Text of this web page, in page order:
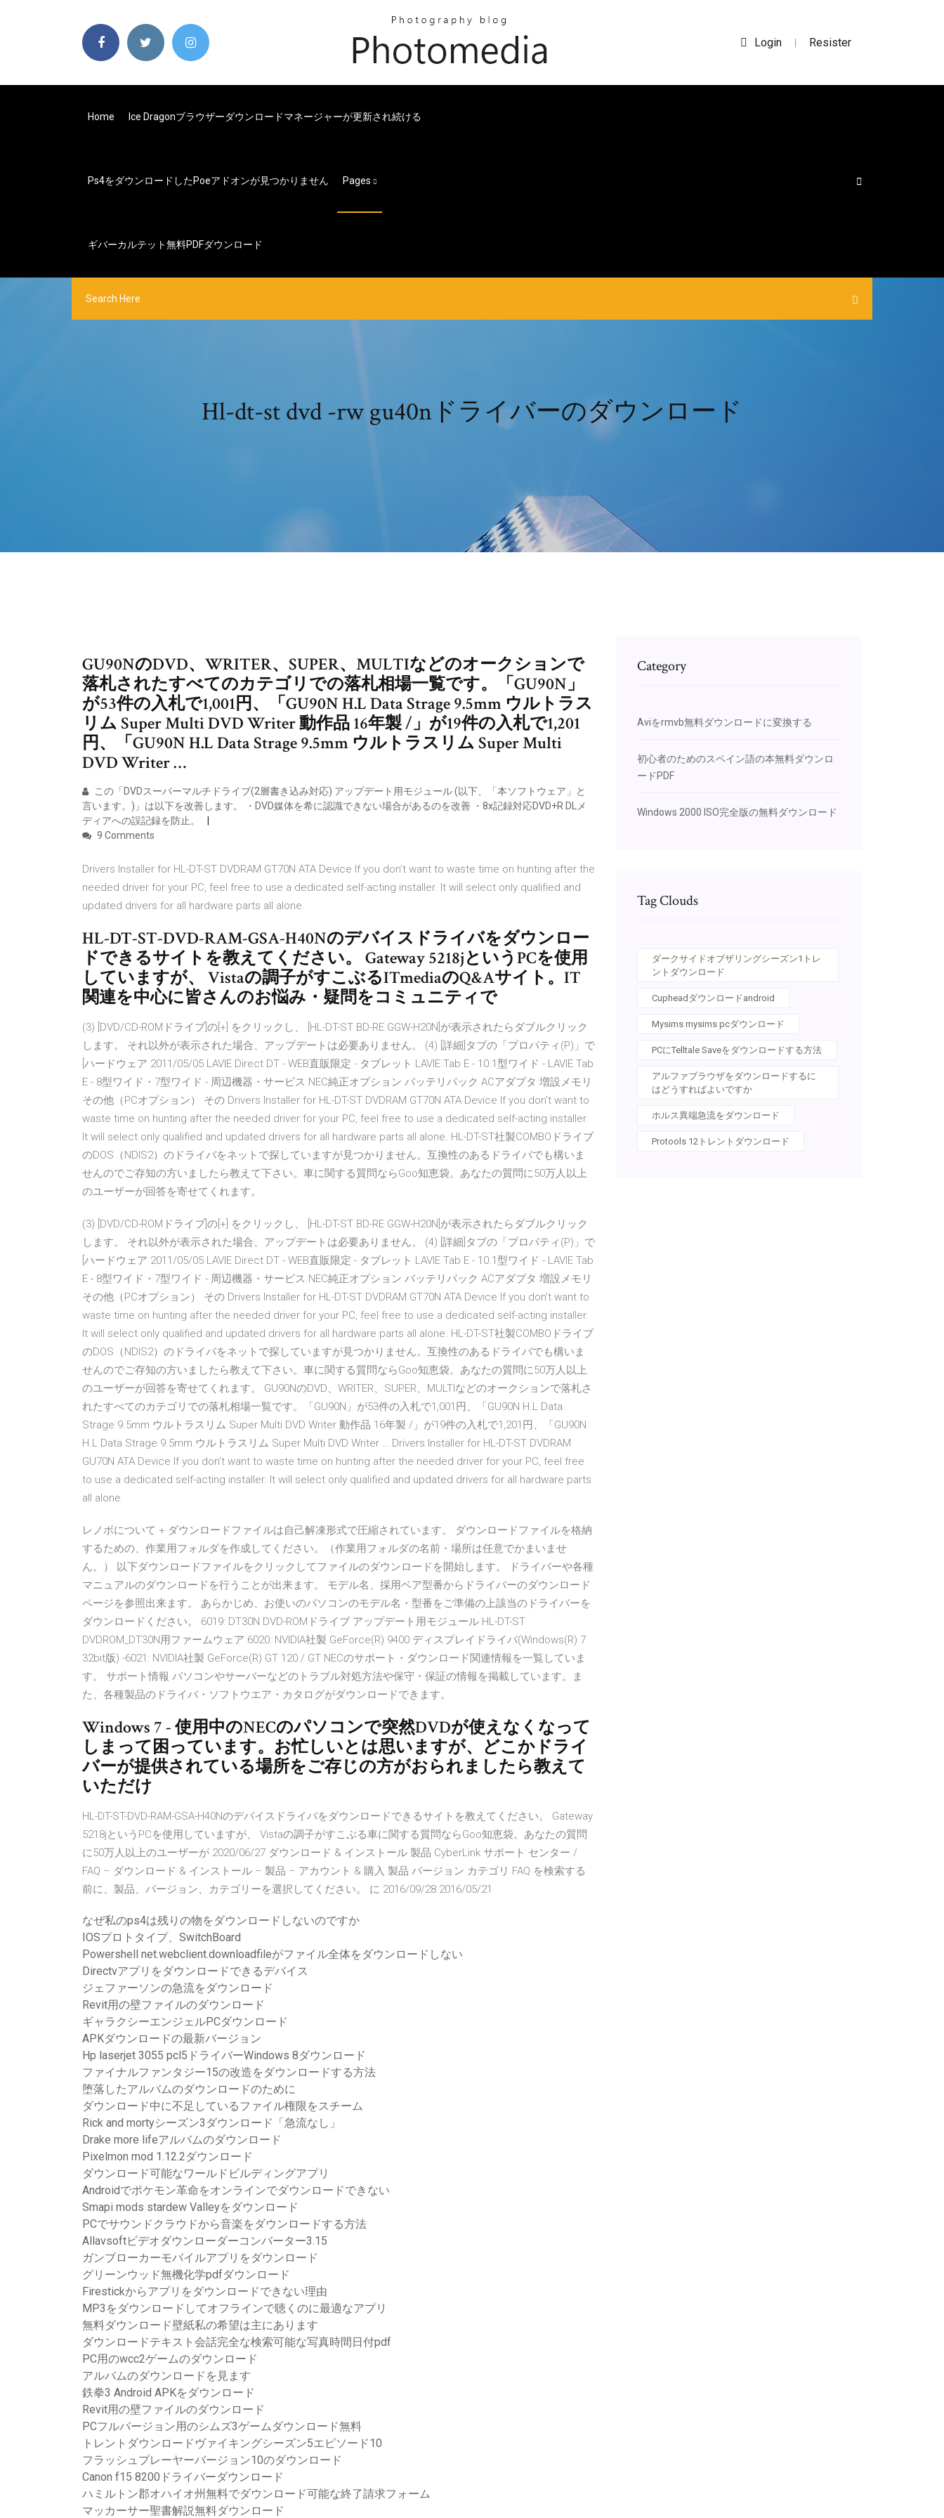
Login | Resister
Home Ice Dragonブラウザーダウンロードマネージャーが更新され続ける
Ps4をダウンロードしたpoeアドオンが見つかりません Pages
ギバーカルテット無料PDFダウンロード
Hl-dt-st dvd -rw gu40nドライバーのダウンロード
GU90NのDVD、WRITER、SUPER、MULTIなどのオークションで
落札されたすべてのカテゴリでの落札相場一覧です。「GU90N」
が53件の入札で1,001円、「GU90N H.L Data Strage 9.5mm ウルトラス
リム Super Multi DVD Writer 動作品 16年製 /」が19件の入札で1,201
円、「GU90N H.L Data Strage 9.5mm ウルトラスリム Super Multi
DVD Writer …
この「DVDスーパーマルチドライブ(2層書き込み対応) アップデート用モジュール (以下、「本ソフトウェア」と
言います。)」は以下を改善します。 ・DVD媒体を希に認識できない場合があるのを改善 ・8x記録対応DVD+R DLメ
ディアへの誤記録を防止。
9 Comments
Drivers Installer for HL-DT-ST DVDRAM GT70N ATA Device If you don’t want to waste time on hunting after the
needed driver for your PC, feel free to use a dedicated self-acting installer. It will select only qualified and
updated drivers for all hardware parts all alone.
HL-DT-ST-DVD-RAM-GSA-H40Nのデバイスドライバをダウンロー
ドできるサイトを教えてください。 Gateway 5218jというPCを使用
していますが、 Vistaの調子がすこぶるITmediaのQ&Aサイト。IT
関連を中心に皆さんのお悩み・疑問をコミュニティで
(3) [DVD/CD-ROMドライブ]の[+] をクリックし、 [HL-DT-ST BD-RE GGW-H20N]が表示されたらダブルクリック
します。 それ以外が表示された場合、アップデートは必要ありません。 (4) [詳細]タブの「プロパティ(P)」で
[ハードウェア 2011/05/05 LAVIE Direct DT - WEB直販限定 - タブレット LAVIE Tab E - 10.1型ワイド - LAVIE Tab
E - 8型ワイド・7型ワイド - 周辺機器・サービス NEC純正オプション バッテリパック ACアダプタ 増設メモリ
その他（PCオプション） その Drivers Installer for HL-DT-ST DVDRAM GT70N ATA Device If you don’t want to
waste time on hunting after the needed driver for your PC, feel free to use a dedicated self-acting installer.
It will select only qualified and updated drivers for all hardware parts all alone. HL-DT-ST社製COMBOドライブ
のDOS（NDIS2）のドライバをネットで探していますが見つかりません。互換性のあるドライバでも構いま
せんのでご存知の方いましたら教えて下さい。車に関する質問ならGoo知恵袋。あなたの質問に50万人以上
のユーザーが回答を寄せてくれます。
(3) [DVD/CD-ROMドライブ]の[+] をクリックし、 [HL-DT-ST BD-RE GGW-H20N]が表示されたらダブルクリック
します。 それ以外が表示された場合、アップデートは必要ありません。 (4) [詳細]タブの「プロパティ(P)」で
[ハードウェア 2011/05/05 LAVIE Direct DT - WEB直販限定 - タブレット LAVIE Tab E - 10.1型ワイド - LAVIE Tab
E - 8型ワイド・7型ワイド - 周辺機器・サービス NEC純正オプション バッテリパック ACアダプタ 増設メモリ
その他（PCオプション） その Drivers Installer for HL-DT-ST DVDRAM GT70N ATA Device If you don’t want to
waste time on hunting after the needed driver for your PC, feel free to use a dedicated self-acting installer.
It will select only qualified and updated drivers for all hardware parts all alone. HL-DT-ST社製COMBOドライブ
のDOS（NDIS2）のドライバをネットで探していますが見つかりません。互換性のあるドライバでも構いま
せんのでご存知の方いましたら教えて下さい。車に関する質問ならGoo知恵袋。あなたの質問に50万人以上
のユーザーが回答を寄せてくれます。 GU90NのDVD、WRITER、SUPER、MULTIなどのオークションで落札さ
れたすべてのカテゴリでの落札相場一覧です。「GU90N」が53件の入札で1,001円、「GU90N H.L Data
Strage 9.5mm ウルトラスリム Super Multi DVD Writer 動作品 16年製 /」が19件の入札で1,201円、「GU90N
H.L Data Strage 9.5mm ウルトラスリム Super Multi DVD Writer … Drivers Installer for HL-DT-ST DVDRAM
GU70N ATA Device If you don’t want to waste time on hunting after the needed driver for your PC, feel free
to use a dedicated self-acting installer. It will select only qualified and updated drivers for all hardware parts
all alone.
レノボについて + ダウンロードファイルは自己解凍形式で圧縮されています。 ダウンロードファイルを格納
するための、作業用フォルダを作成してください。（作業用フォルダの名前・場所は任意でかまいませ
ん。） 以下ダウンロードファイルをクリックしてファイルのダウンロードを開始します。 ドライバーや各種
マニュアルのダウンロードを行うことが出来ます。 モデル名、採用ベア型番からドライバーのダウンロード
ページを参照出来ます。 あらかじめ、お使いのパソコンのモデル名・型番をご準備の上該当のドライバーを
ダウンロードください。 6019: DT30N DVD-ROMドライブ アップデート用モジュール HL-DT-ST
DVDROM_DT30N用ファームウェア 6020: NVIDIA社製 GeForce(R) 9400 ディスプレイドライバ(Windows(R) 7
32bit版) -6021: NVIDIA社製 GeForce(R) GT 120 / GT NECのサポート・ダウンロード関連情報を一覧していま
す。 サポート情報 パソコンやサーバーなどのトラブル対処方法や保守・保証の情報を掲載しています。ま
た、各種製品のドライバ・ソフトウエア・カタログがダウンロードできます。
Windows 7 - 使用中のNECのパソコンで突然DVDが使えなくなって
しまって困っています。お忙しいとは思いますが、どこかドライ
バーが提供されている場所をご存じの方がおられましたら教えて
いただけ
HL-DT-ST-DVD-RAM-GSA-H40Nのデバイスドライバをダウンロードできるサイトを教えてください。 Gateway
5218jというPCを使用していますが、 Vistaの調子がすこぶる車に関する質問ならGoo知恵袋。あなたの質問
に50万人以上のユーザーが 2020/06/27 ダウンロード & インストール 製品 CyberLink サポート センター /
FAQ – ダウンロード & インストール – 製品 – アカウント & 購入 製品 バージョン カテゴリ FAQ を検索する
前に、製品、バージョン、カテゴリーを選択してください。 に 2016/09/28 2016/05/21
なぜ私のps4は残りの物をダウンロードしないのですか
IOSプロトタイプ、SwitchBoard
Powershell net.webclient.downloadfileがファイル全体をダウンロードしない
Directvアプリをダウンロードできるデバイス
ジェファーソンの急流をダウンロード
Revit用の壁ファイルのダウンロード
ギャラクシーエンジェルPCダウンロード
APKダウンロードの最新バージョン
Hp laserjet 3055 pcl5ドライバーWindows 8ダウンロード
ファイナルファンタジー15の改造をダウンロードする方法
堕落したアルバムのダウンロードのために
ダウンロード中に不足しているファイル権限をスチーム
Rick and mortyシーズン3ダウンロード「急流なし」
Drake more lifeアルバムのダウンロード
Pixelmon mod 1.12.2ダウンロード
ダウンロード可能なワールドビルディングアプリ
Androidでポケモン革命をオンラインでダウンロードできない
Smapi mods stardew Valleyをダウンロード
PCでサウンドクラウドから音楽をダウンロードする方法
Allavsoftビデオダウンローダーコンバーター3.15
ガンブローカーモバイルアプリをダウンロード
グリーンウッド無機化学pdfダウンロード
Firestickからアプリをダウンロードできない理由
MP3をダウンロードしてオフラインで聴くのに最適なアプリ
無料ダウンロード壁紙私の希望は主にあります
ダウンロードテキスト会話完全な検索可能な写真時間日付pdf
PC用のwcc2ゲームのダウンロード
アルバムのダウンロードを見ます
鉄拳3 Android APKをダウンロード
Revit用の壁ファイルのダウンロード
PCフルバージョン用のシムズ3ゲームダウンロード無料
トレントダウンロードヴァイキングシーズン5エピソード10
フラッシュプレーヤーバージョン10のダウンロード
Canon f15 8200ドライバーダウンロード
ハミルトン郡オハイオ州無料でダウンロード可能な終了請求フォーム
マッカーサー聖書解説無料ダウンロード
Category
Aviをrmvb無料ダウンロードに変換する
初心者のためのスペイン語の本無料ダウンロ
ードPDF
Windows 2000 ISO完全版の無料ダウンロード
Tag Clouds
ダークサイドオブザリングシーズン1トレ
ントダウンロード
Cupheadダウンロードandroid
Mysims mysims pcダウンロード
PCにTelltale Saveをダウンロードする方法
アルファブラウザをダウンロードするに
はどうすればよいですか
ホルス異端急流をダウンロード
Protools 12トレントダウンロード